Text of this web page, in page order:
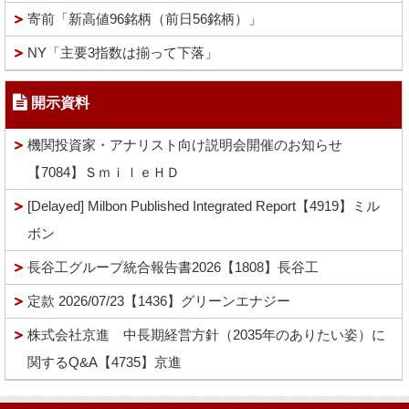
寄前「新高値96銘柄（前日56銘柄）」
NY「主要3指数は揃って下落」
開示資料
機関投資家・アナリスト向け説明会開催のお知らせ
【7084】ＳｍｉｌｅＨＤ
[Delayed] Milbon Published Integrated Report【4919】ミル
ボン
長谷工グループ統合報告書2026【1808】長谷工
定款 2026/07/23【1436】グリーンエナジー
株式会社京進 中長期経営方針（2035年のありたい姿）に
関するQ&A【4735】京進